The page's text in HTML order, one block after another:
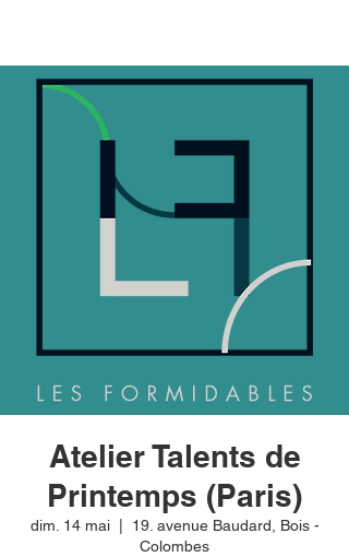
Atelier Talents de
Printemps (Paris)
dim. 14 mai
  |
19. avenue Baudard, Bois -
Colombes